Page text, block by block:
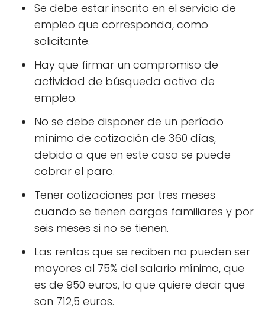
Se debe estar inscrito en el servicio de
empleo que corresponda, como
solicitante.
Hay que firmar un compromiso de
actividad de búsqueda activa de
empleo.
No se debe disponer de un período
mínimo de cotización de 360 días,
debido a que en este caso se puede
cobrar el paro.
Tener cotizaciones por tres meses
cuando se tienen cargas familiares y por
seis meses si no se tienen.
Las rentas que se reciben no pueden ser
mayores al 75% del salario mínimo, que
es de 950 euros, lo que quiere decir que
son 712,5 euros.